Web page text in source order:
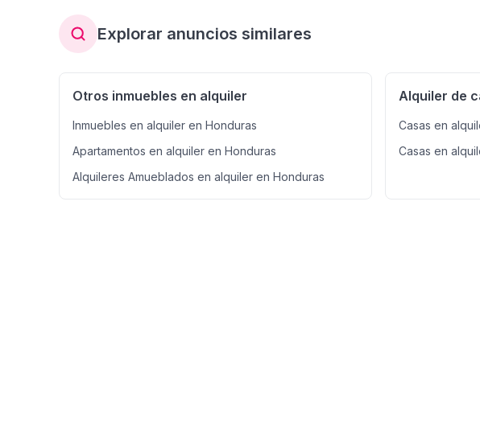
Explorar anuncios similares
Otros inmuebles en alquiler
Inmuebles en alquiler en Honduras
Apartamentos en alquiler en Honduras
Alquileres Amueblados en alquiler en Honduras
Alquiler de
Casas en
Casas en